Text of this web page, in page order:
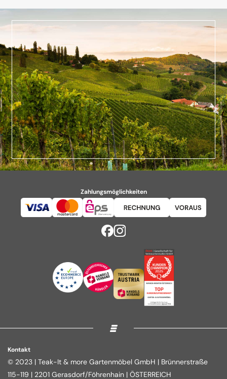
Zahlungsmöglichkeiten
Kontakt
© 2023 | Teak-It & more Gartenmöbel GmbH | Brünnerstraße
115-119 | 2201 Gerasdorf/Föhrenhain | ÖSTERREICH